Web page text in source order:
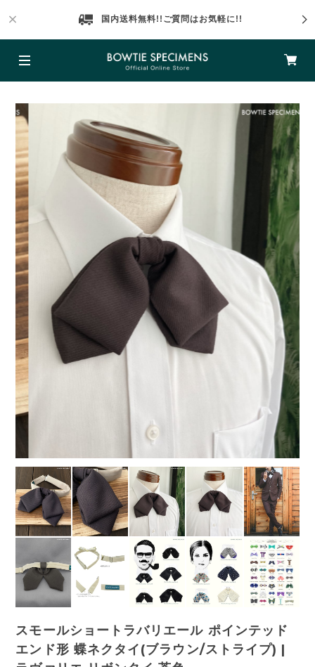
国内送料無料!!ご質問はお気軽に!!
スモールショートラバリエール ポインテッド
エンド形 蝶ネクタイ(ブラウン/ストライプ) |